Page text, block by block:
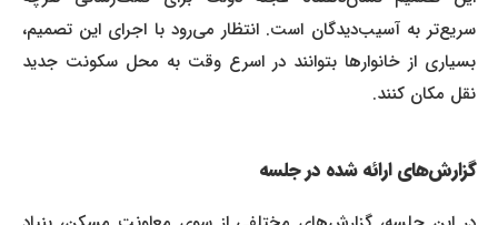
سریع‌تر به آسیب‌دیدگان است. انتظار می‌رود با اجرای این تصمیم،
بسیاری از خانوارها بتوانند در اسرع وقت به محل سکونت جدید
نقل مکان کنند.
گزارش‌های ارائه شده در جلسه